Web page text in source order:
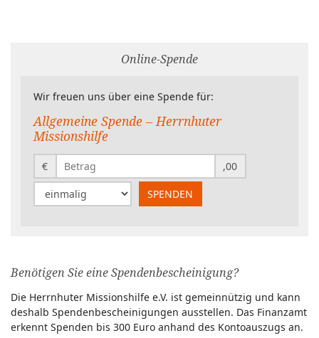
Online-Spende
Wir freuen uns über eine Spende für:
Allgemeine Spende – Herrnhuter
Missionshilfe
€
,00
Wiederholung
SPENDEN
Benötigen Sie eine Spendenbescheinigung?
Die Herrnhuter Missionshilfe e.V. ist gemeinnützig und kann
deshalb Spendenbescheinigungen ausstellen. Das Finanzamt
erkennt Spenden bis 300 Euro anhand des Kontoauszugs an.